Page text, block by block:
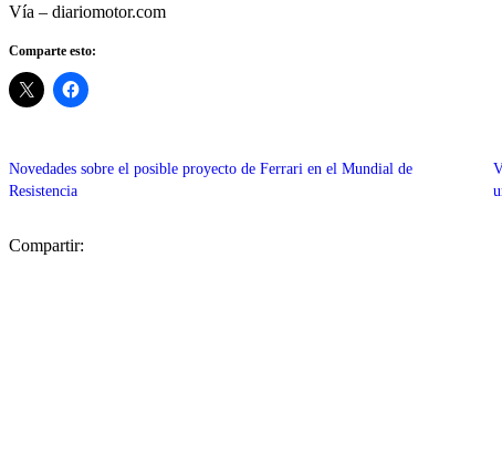
Vía – diariomotor.com
Comparte esto:
Novedades sobre el posible proyecto de Ferrari en el Mundial de
Resistencia
Compartir: